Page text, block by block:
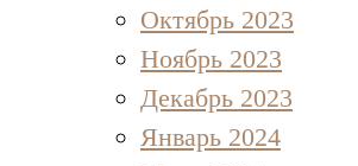
Октябрь 2023
Ноябрь 2023
Декабрь 2023
Январь 2024